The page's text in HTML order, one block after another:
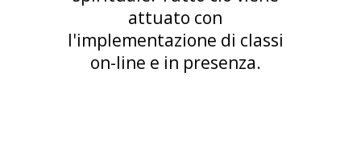
attuato con
l'implementazione di classi
on-line e in presenza.